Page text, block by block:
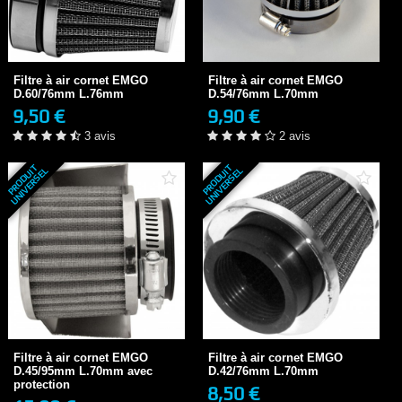
Filtre à air cornet EMGO
D.60/76mm L.76mm
9,50 €
Filtre à air cornet EMGO
D.60/76mm L.76mm
9,50 €
3 avis
+ DE DÉTAILS
3 avis
Filtre à air cornet EMGO
D.54/76mm L.70mm
9,90 €
Filtre à air cornet EMGO
D.54/76mm L.70mm
9,90 €
2 avis
+ DE DÉTAILS
2 avis
P
R
O
D
U
I
T
U
N
I
V
E
R
S
E
L
Filtre à air cornet EMGO
D.45/95mm L.70mm avec
protection
Filtre à air cornet EMGO
D.45/95mm L.70mm...
15,90 € EN STOCK
P
R
O
D
U
I
T
U
N
I
V
E
R
S
E
L
Filtre à air cornet EMGO
D.42/76mm L.70mm
8,50 €
Filtre à air cornet EMGO
D.42/76mm L.70mm
8,50 €